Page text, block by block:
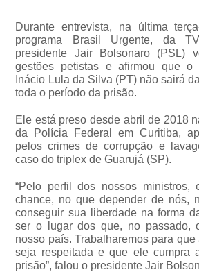
Durante entrevista, na última
programa Brasil Urgente, da
presidente Jair Bolsonaro (PSL)
gestões petistas e afirmou que o
Inácio Lula da Silva (PT) não sairá
toda o período da prisão.
Ele está preso desde abril de 2018
da Polícia Federal em Curitiba,
pelos crimes de corrupção e
caso do triplex de Guarujá (SP).
“Pelo perfil dos nossos ministros,
chance, no que depender de nós,
conseguir sua liberdade na forma
ser o lugar dos que, no passado,
nosso país. Trabalharemos para
seja respeitada e que ele cumpra
prisão”, falou o presidente Jair